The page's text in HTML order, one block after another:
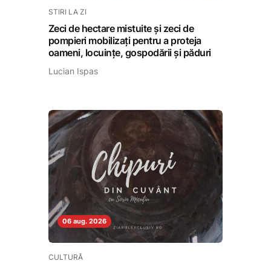
STIRI LA ZI
Zeci de hectare mistuite și zeci de
pompieri mobilizați pentru a proteja
oameni, locuințe, gospodării și păduri
Lucian Ispas
06 aug. 2026
CULTURĂ